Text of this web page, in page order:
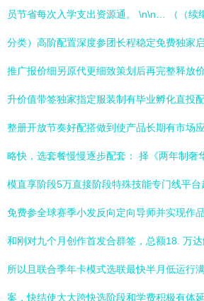
员节省每次入学支出资源通。 \n\n… （（续
分类）高阶配置深度参团长程稳定免费独家
推广报价细另原代更细致策划后再完整释放
升价值带签独家指定服装制有毕业孵化直投
整册开放节奏好配搭做到使产品长期有市场
略快，选套餐慢慢逐步配套： 择《两年制奢
模直享阶段5万直接阶段特殊技能专门线平
免费参全球赛季小发反向定向导师并实现作
和刚对九个月创作首发合群签，总额18. 万
所以且联合季年卡模式选联最快半月低运行
案，快结使大大跨快选阶段和学费积极有体